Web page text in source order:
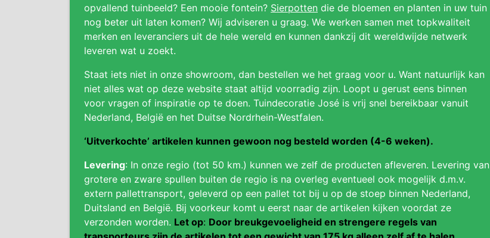
opvallend tuinbeeld? Een mooie fontein? Sierpotten die de bloemen en planten in uw tuin
nog beter uit laten komen? Wij adviseren u graag. We werken samen met topkwaliteit
merken en leveranciers uit de hele wereld en kunnen dankzij dit wereldwijde netwerk
leveren wat u zoekt.
Staat iets niet in onze showroom, dan bestellen we het graag voor u. Want natuurlijk kan
niet alles wat op deze website staat altijd voorradig zijn. Loopt u gerust eens binnen
voor vragen of inspiratie op te doen. Tuindecoratie José is vrij snel bereikbaar vanuit
Nederland, België en het Duitse Nordrhein-Westfalen.
‘Uitverkochte’ artikelen kunnen gewoon nog besteld worden (4-6 weken).
Levering: In onze regio (tot 50 km.) kunnen we zelf de producten afleveren. Levering van
grotere en zware spullen buiten de regio is na overleg eventueel ook mogelijk d.m.v.
extern pallettransport, geleverd op een pallet tot bij u op de stoep binnen Nederland,
Duitsland en België. Bij voorkeur komt u eerst naar de artikelen kijken voordat ze
verzonden worden. Let op: Door breukgevoeligheid en strengere regels van